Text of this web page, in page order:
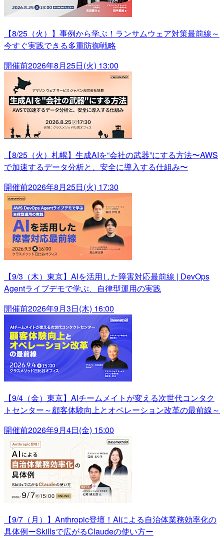
【8/25（火）】事例から学ぶ！ランサムウェア対策最前線～
今すぐ実践できる多重防御戦略
開催前2026年8月25日(火) 13:00
【8/25（火）札幌】生成AIを“会社の武器”にする方法〜AWS
で加速するデータ分析と、安全に導入する仕組み〜
開催前2026年8月25日(火) 17:30
【9/3（木）東京】AIを活用した障害対応最前線 | DevOps
Agentライブデモで学ぶ、自律型運用の実践
開催前2026年9月3日(木) 16:00
【9/4（金）東京】AIチームメイトが変える次世代コンタク
トセンター～顧客体験向上とオペレーション改革の最前線～
開催前2026年9月4日(金) 15:00
【9/7（月）】Anthropic登壇！AIによる自治体業務効率化の
具体例ーSkillsで広がるClaudeの使い方ー